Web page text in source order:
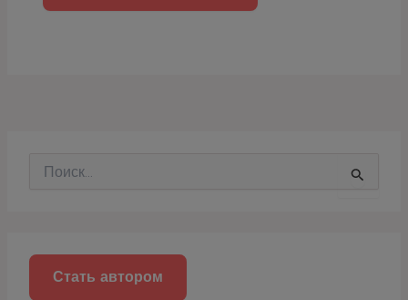
Стать автором